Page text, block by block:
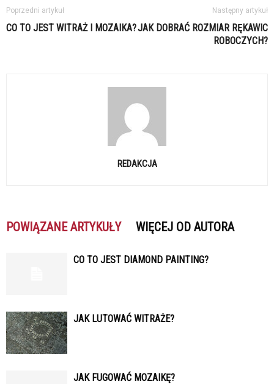
Poprzedni artykuł
CO TO JEST WITRAŻ I MOZAIKA?
Następny artykuł
JAK DOBRAĆ ROZMIAR RĘKAWIC
ROBOCZYCH?
REDAKCJA
POWIĄZANE ARTYKUŁY WIĘCEJ OD AUTORA
CO TO JEST DIAMOND PAINTING?
JAK LUTOWAĆ WITRAŻE?
JAK FUGOWAĆ MOZAIKĘ?